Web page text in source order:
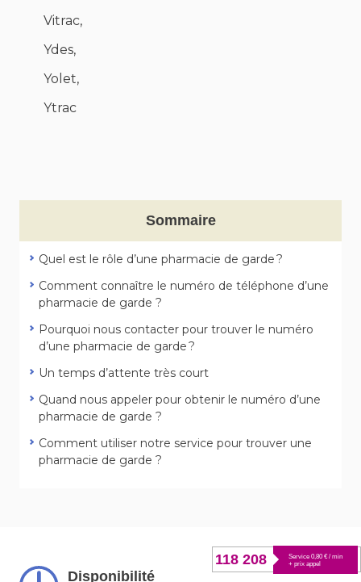
Vitrac,
Ydes,
Yolet,
Ytrac
Sommaire
Quel est le rôle d’une pharmacie de garde ?
Comment connaître le numéro de téléphone d’une
pharmacie de garde ?
Pourquoi nous contacter pour trouver le numéro
d’une pharmacie de garde ?
Un temps d’attente très court
Quand nous appeler pour obtenir le numéro d’une
pharmacie de garde ?
Comment utiliser notre service pour trouver une
pharmacie de garde ?
118 208
Service 0,80 € / min
+ prix appel
Disponibilité